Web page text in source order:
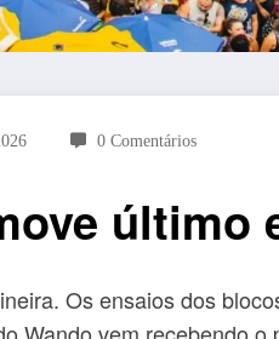
0 Comentários
último
Os ensaios dos